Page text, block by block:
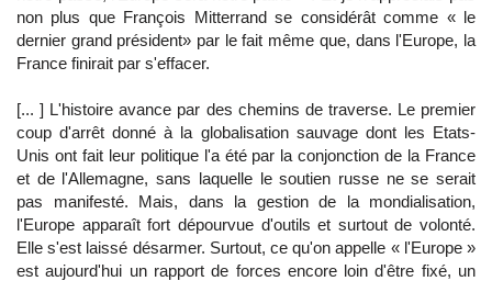
non plus que François Mitterrand se considérât comme « le
dernier grand président» par le fait même que, dans l'Europe, la
France finirait par s'effacer.
[... ] L'histoire avance par des chemins de traverse. Le premier
coup d'arrêt donné à la globalisation sauvage dont les Etats-
Unis ont fait leur politique l'a été par la conjonction de la France
et de l'Allemagne, sans laquelle le soutien russe ne se serait
pas manifesté. Mais, dans la gestion de la mondialisation,
l'Europe apparaît fort dépourvue d'outils et surtout de volonté.
Elle s'est laissé désarmer. Surtout, ce qu'on appelle « l'Europe »
est aujourd'hui un rapport de forces encore loin d'être fixé, un